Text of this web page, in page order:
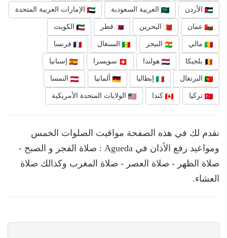
الأردن العربية السعودية الإمارات العربية المتحدة
عمان البحرين قطر الكويت
مالي النيجر السنغال فرنسا
بلجيكا هولندا سويسرا إسبانيا
البرتغال إيطاليا ألمانيا النمسا
تركيا كندا الولايات المتحدة الأمريكية
نقدم لك في هذه الصفحة مواقيت الصلوات الخمس
ومواعيد رفع الأذان في Agueda : صلاة الفجر و الصبح -
صلاة الظهر - صلاة العصر - صلاة المغرب وكذالك صلاة
العشاء.